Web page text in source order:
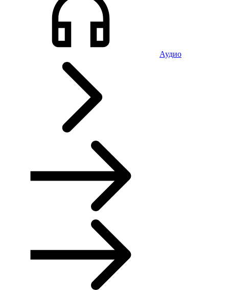
Аудио